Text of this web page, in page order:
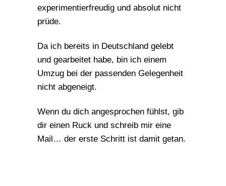
experimentierfreudig und absolut nicht
prüde.
Da ich bereits in Deutschland gelebt
und gearbeitet habe, bin ich einem
Umzug bei der passenden Gelegenheit
nicht abgeneigt.
Wenn du dich angesprochen fühlst, gib
dir einen Ruck und schreib mir eine
Mail… der erste Schritt ist damit getan.